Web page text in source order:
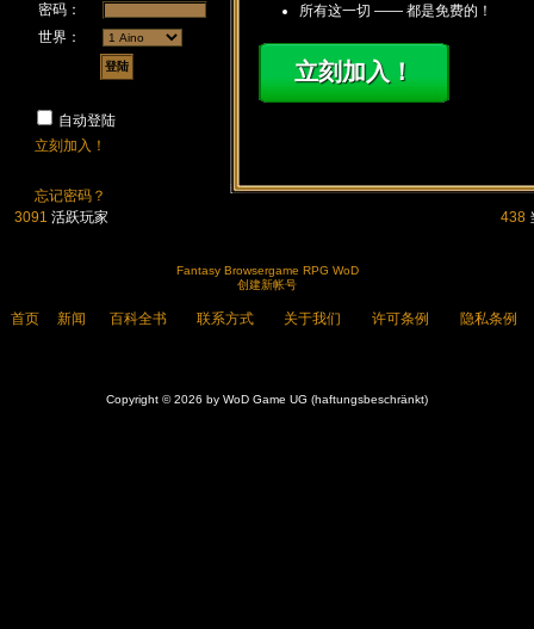
3091 活跃玩家 438
密码：
世界：
自动登陆
立刻加入！
忘记密码？
所有这一切 —— 都是免费的！
立刻加入！
Fantasy Browsergame RPG WoD
创建新帐号
首页 新闻 百科全书 联系方式 关于我们 许可条例 隐私条例
Copyright © 2026 by WoD Game UG (haftungsbeschränkt)